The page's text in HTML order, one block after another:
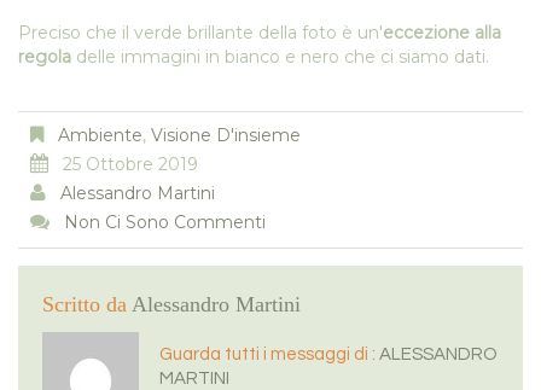
Preciso che il verde brillante della foto è un'eccezione alla
regola delle immagini in bianco e nero che ci siamo dati.
Ambiente, Visione D'insieme
25 Ottobre 2019
Alessandro Martini
Non Ci Sono Commenti
Scritto da Alessandro Martini
Guarda tutti i messaggi di : ALESSANDRO
MARTINI